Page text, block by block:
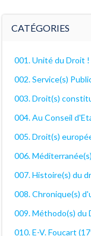
CATÉGORIES
001. Unité du Droit !
002. Service(s)
003. Droit(s)
004. Au Conseil
005. Droit(s)
006. Méditerranée(s)
007. Histoire(s) du
008. Chronique(s)
009. Méthodo(s) du
010. E-V. Foucart